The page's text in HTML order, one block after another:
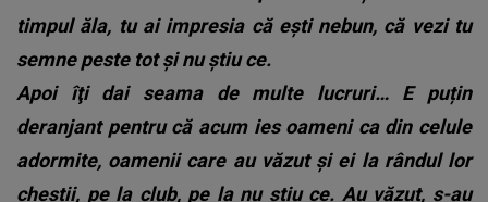
timpul ăla, tu ai impresia că ești nebun, că vezi tu
semne peste tot și nu știu ce.
Apoi îţi dai seama de multe lucruri… E puțin
deranjant pentru că acum ies oameni ca din celule
adormite, oamenii care au văzut și ei la rândul lor
chestii, pe la club, pe la nu știu ce. Au văzut, s-au